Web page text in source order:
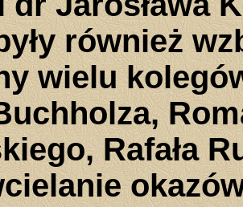
również
wielu
Rafała